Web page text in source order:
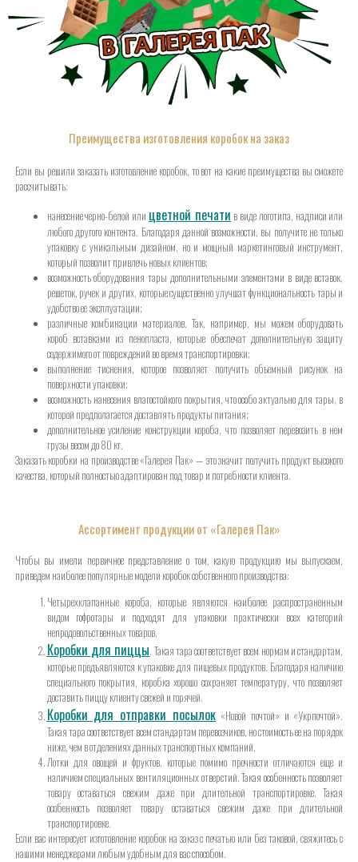
Преимущества изготовления коробок на заказ
Если вы решили заказать изготовление коробок, то вот на какие преимущества вы сможете
рассчитывать:
нанесение черно-белой или цветной печати в виде логотипа, надписи или
любого другого контента. Благодаря данной возможности, вы получите не только
упаковку с уникальным дизайном, но и мощный маркетинговый инструмент,
который позволит привлечь новых клиентов;
возможность оборудования тары дополнительными элементами в виде вставок,
решеток, ручек и других, которые существенно улучшат функциональность тары и
удобство ее эксплуатации;
различные комбинации материалов. Так, например, мы можем оборудовать
короб вставками из пенопласта, которые обеспечат дополнительную защиту
содержимого от повреждений во время транспортировки;
выполнение тиснения, которое позволяет получить объемный рисунок на
поверхности упаковки;
возможность нанесения влагостойкого покрытия, что особо актуально для тары, в
которой предполагается доставлять продукты питания;
дополнительное усиление конструкции короба, что позволяет перевозить в нем
грузы весом до 80 кг.
Заказать коробки на производстве «Галерея Пак» — это значит получить продукт высокого
качества, который полностью адаптирован под товар и потребности клиента.
Ассортимент продукции от «Галерея Пак»
Чтобы вы имели первичное представление о том, какую продукцию мы выпускаем,
приведем наиболее популярные модели коробок собственного производства:
Четырехклапанные короба, которые являются наиболее распространенным
видом гофротары и подходят для упаковки практически всех категорий
непродовольственных товаров.
Коробки для пиццы. Такая тара соответствует всем нормам и стандартам,
которые предъявляются к упаковке для пищевых продуктов. Благодаря наличию
специального покрытия, коробка хорошо сохраняет температуру, что позволяет
доставить пиццу клиенту свежей и горячей.
Коробки для отправки посылок «Новой почтой» и «Укрпочтой».
Такая тара соответствует всем стандартам перевозчиков, но стоимость ее на порядок
ниже, чем в отделениях данных транспортных компаний.
Лотки для овощей и фруктов, которые помимо прочности отличаются еще и
наличием специальных вентиляционных отверстий. Такая особенность позволяет
товару оставаться свежим даже при длительной транспортировке. Такая
особенность позволяет товару оставаться свежим даже при длительной
транспортировке.
Если вас интересует изготовление коробок на заказ с печатью или без таковой, свяжитесь с
нашими менеджерами любым удобным для вас способом.